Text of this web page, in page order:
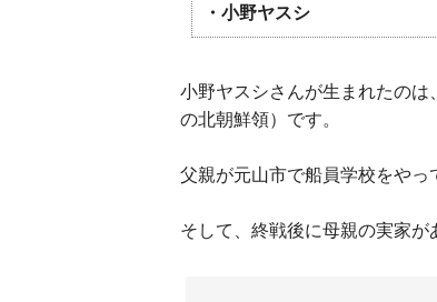
・小野ヤスシ
小野ヤスシさんが生まれたの
の北朝鮮領）です。
父親が元山市で船員学校をやっ
そして、終戦後に母親の実家が